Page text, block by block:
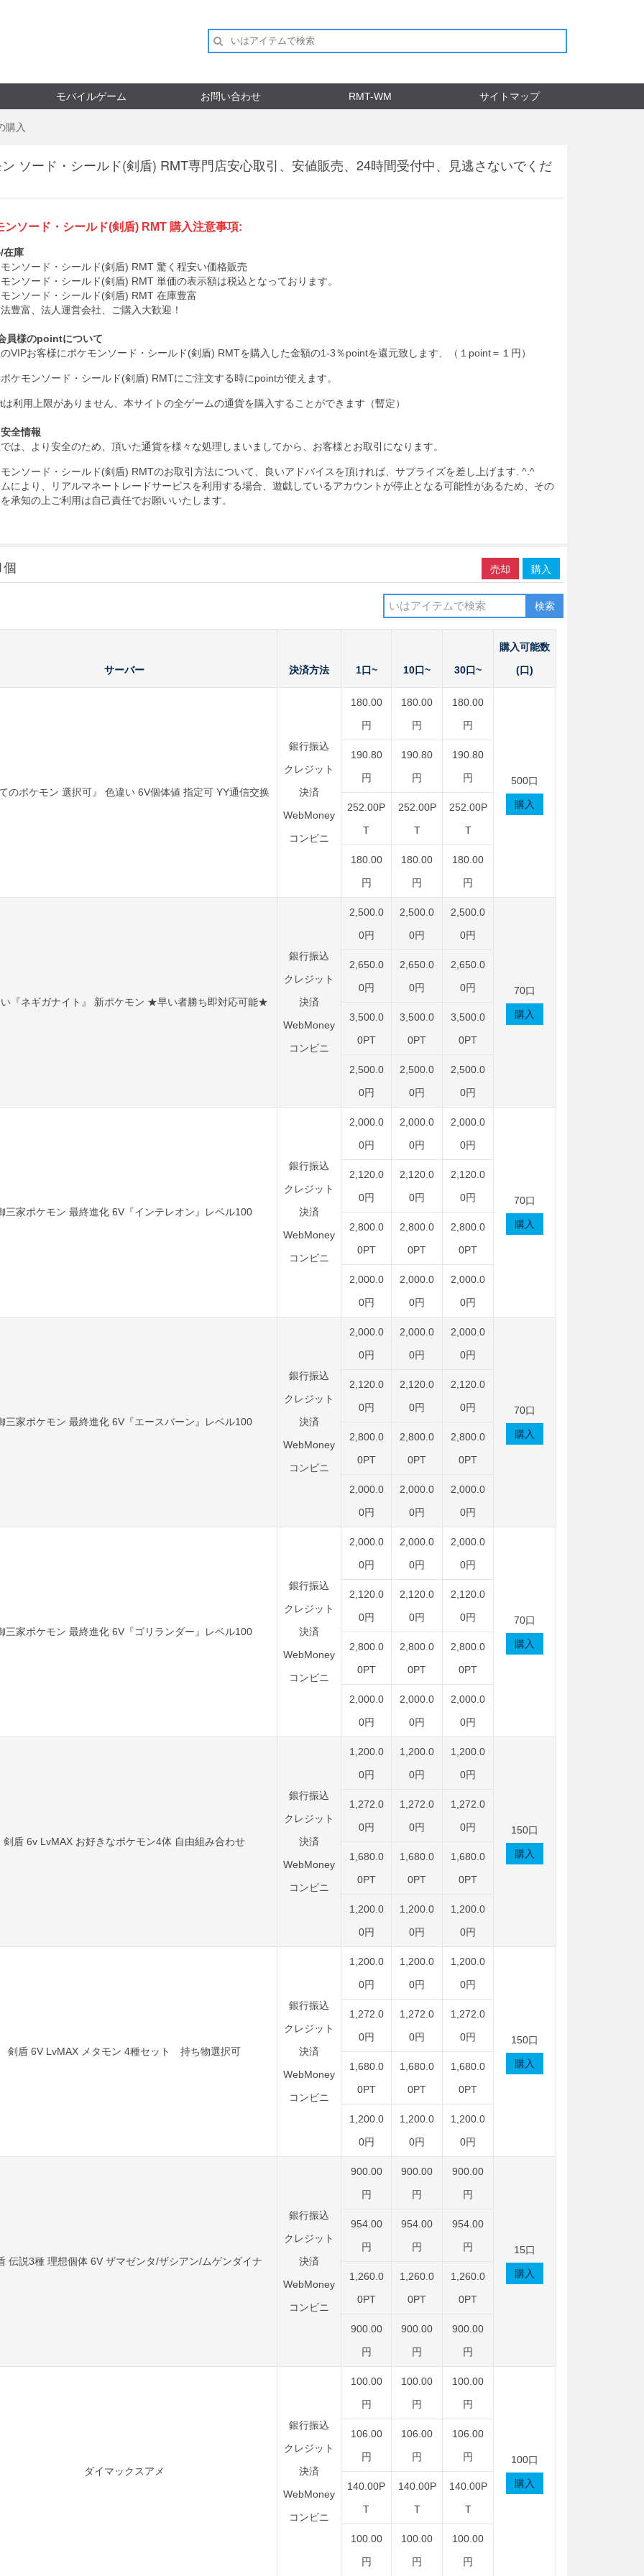
モバイルゲーム お問い合わせ RMT-WM サイトマップ
購入
ソード・シールド(剣盾) RMT専門店安心取引、安値販売、24時間受付中、見逃さないでくだ
ンソード・シールド(剣盾) RMT 購入注意事項:
庫
ンソード・シールド(剣盾) RMT 驚く程安い価格販売
ンソード・シールド(剣盾) RMT 単価の表示額は税込となっております。
ンソード・シールド(剣盾) RMT 在庫豊富
豊富、法人運営会社、ご購入大歓迎！
員様のpointについて
VIPお客様にポケモンソード・シールド(剣盾) RMTを購入した金額の1-3％pointを還元致します、（１point＝１円）
ケモンソード・シールド(剣盾) RMTにご注文する時にpointが使えます。
利用上限がありません、本サイトの全ゲームの通貨を購入することができます（暫定）
全情報
は、より安全のため、頂いた通貨を様々な処理しまいましてから、お客様とお取引になります。
ンソード・シールド(剣盾) RMTのお取引方法について、良いアドバイスを頂ければ、サプライズを差し上げます. ^.^
により、リアルマネートレードサービスを利用する場合、遊戯しているアカウントが停止となる可能性があるため、その
承知の上ご利用は自己責任でお願いいたします。
購入
売却
検索
サーバー 決済方法 1口~ 10口~ 30口~
購入可能数
(口)
のポケモン 選択可』 色違い 6V個体値 指定可 YY通信交换
銀行振込
クレジット
決済
WebMoney
コンビニ
180.00
円
180.00
円
180.00
円
500口
購入
190.80
円
190.80
円
190.80
円
252.00P
T
252.00P
T
252.00P
T
180.00
円
180.00
円
180.00
円
『ネギガナイト』 新ポケモン ★早い者勝ち即対応可能★
銀行振込
クレジット
決済
WebMoney
コンビニ
2,500.0
0円
2,500.0
0円
2,500.0
0円
70口
購入
2,650.0
0円
2,650.0
0円
2,650.0
0円
3,500.0
0PT
3,500.0
0PT
3,500.0
0PT
2,500.0
0円
2,500.0
0円
2,500.0
0円
三家ポケモン 最終進化 6V『インテレオン』レベル100
銀行振込
クレジット
決済
WebMoney
コンビニ
2,000.0
0円
2,000.0
0円
2,000.0
0円
70口
購入
2,120.0
0円
2,120.0
0円
2,120.0
0円
2,800.0
0PT
2,800.0
0PT
2,800.0
0PT
2,000.0
0円
2,000.0
0円
2,000.0
0円
三家ポケモン 最終進化 6V『エースバーン』レベル100
銀行振込
クレジット
決済
WebMoney
コンビニ
2,000.0
0円
2,000.0
0円
2,000.0
0円
70口
購入
2,120.0
0円
2,120.0
0円
2,120.0
0円
2,800.0
0PT
2,800.0
0PT
2,800.0
0PT
2,000.0
0円
2,000.0
0円
2,000.0
0円
三家ポケモン 最終進化 6V『ゴリランダー』レベル100
銀行振込
クレジット
決済
WebMoney
コンビニ
2,000.0
0円
2,000.0
0円
2,000.0
0円
70口
購入
2,120.0
0円
2,120.0
0円
2,120.0
0円
2,800.0
0PT
2,800.0
0PT
2,800.0
0PT
2,000.0
0円
2,000.0
0円
2,000.0
0円
剣盾 6v LvMAX お好きなポケモン4体 自由組み合わせ
銀行振込
クレジット
決済
WebMoney
コンビニ
1,200.0
0円
1,200.0
0円
1,200.0
0円
150口
購入
1,272.0
0円
1,272.0
0円
1,272.0
0円
1,680.0
0PT
1,680.0
0PT
1,680.0
0PT
1,200.0
0円
1,200.0
0円
1,200.0
0円
剣盾 6V LvMAX メタモン 4種セット 持ち物選択可
銀行振込
クレジット
決済
WebMoney
コンビニ
1,200.0
0円
1,200.0
0円
1,200.0
0円
150口
購入
1,272.0
0円
1,272.0
0円
1,272.0
0円
1,680.0
0PT
1,680.0
0PT
1,680.0
0PT
1,200.0
0円
1,200.0
0円
1,200.0
0円
伝説3種 理想個体 6V ザマゼンタ/ザシアン/ムゲンダイナ
銀行振込
クレジット
決済
WebMoney
コンビニ
900.00
円
900.00
円
900.00
円
15口
購入
954.00
円
954.00
円
954.00
円
1,260.0
0PT
1,260.0
0PT
1,260.0
0PT
900.00
円
900.00
円
900.00
円
ダイマックスアメ
銀行振込
クレジット
決済
WebMoney
コンビニ
100.00
円
100.00
円
100.00
円
100口
購入
106.00
円
106.00
円
106.00
円
140.00P
T
140.00P
T
140.00P
T
100.00
円
100.00
円
100.00
円